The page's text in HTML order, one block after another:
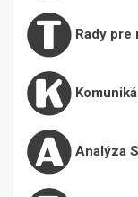
Rady pre
Analýza